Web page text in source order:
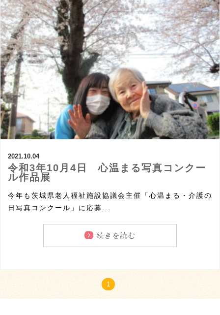
2021.10.04
令和3年10月4日 心温まる写真コンクー
ル作品展
今年も茨城県老人福祉施設協議会主催「心温まる・介護の
日写真コンクール」に応募...
続きを読む
1